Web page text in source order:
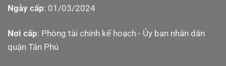
Ngày cấp: 01/03/2024
Nơi cấp: Phòng tài chính kế hoạch - Ủy ban nhân dân
quận Tân Phú